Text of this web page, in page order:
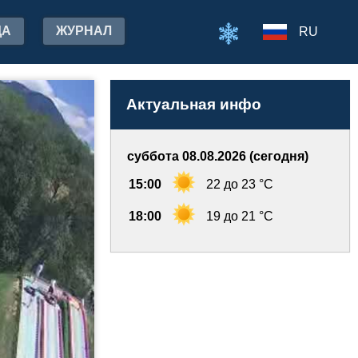
ЖУРНАЛ RU
Актуальная инфо
суббота 08.08.2026 (сегодня)
15:00 22 до 23 °C
18:00 19 до 21 °C